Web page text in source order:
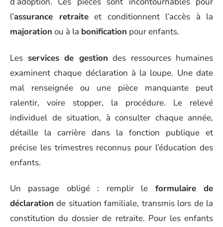
l’assurance retraiteet conditionnent l’accès à la
majoration ou à la bonification pour enfants.
Les services de gestion des ressources humaines
examinent chaque déclaration à la loupe. Une date
mal renseignée ou une pièce manquante peut
ralentir, voire stopper, la procédure. Le relevé
individuel de situation, à consulter chaque année,
détaille la carrière dans la fonction publique et
précise les trimestres reconnus pour l’éducation des
enfants.
Un passage obligé : remplir le formulaire de
déclaration de situation familiale, transmis lors de la
constitution du dossier de retraite. Pour les enfants